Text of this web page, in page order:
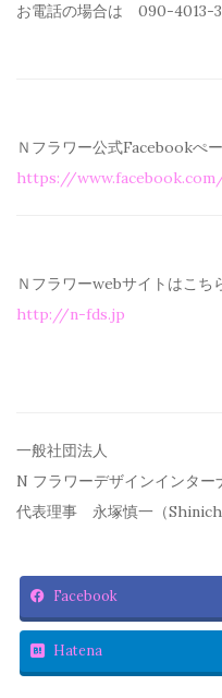
お電話の場合は 090-4013-
Ｎフラワー公式Facebookぺ
https://
Ｎフラワーwebサイトはこち
http://n-fds.jp
一般社団法人
N フラワーデザインインター
代表理事 永塚慎一（
Facebook
Hatena